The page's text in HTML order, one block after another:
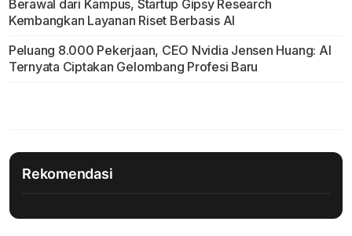
Berawal dari Kampus, Startup Gipsy Research
Kembangkan Layanan Riset Berbasis AI
Peluang 8.000 Pekerjaan, CEO Nvidia Jensen Huang: AI
Ternyata Ciptakan Gelombang Profesi Baru
Rekomendasi